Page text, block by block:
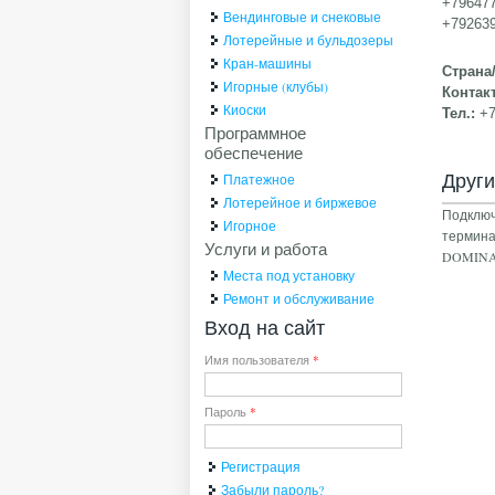
Тел.:
Вендинговые и снековые
Лотерейные и бульдозеры
Кран-машины
Игорные (клубы)
Киоски
Программное
обеспечение
Платежное
Лотерейное и биржевое
Игорное
Услуги и работа
Места под установку
Ремонт и обслуживание
Вход на сайт
Имя пользователя *
Пароль *
Регистрация
Забыли пароль?